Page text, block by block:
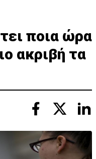
ποια ώρα
ακριβή τα